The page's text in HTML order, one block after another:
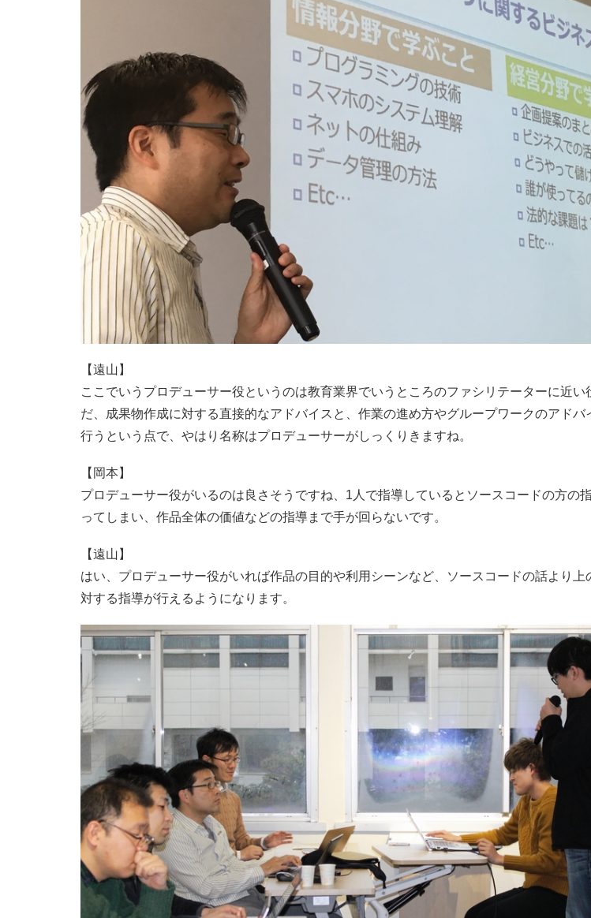
【遠山】
ここでいうプロデューサー役というのは教育業界でいうところのファシリテーターに近い
だ、成果物作成に対する直接的なアドバイスと、作業の進め方やグループワークのアドバ
行うという点で、やはり名称はプロデューサーがしっくりきますね。
【岡本】
プロデューサー役がいるのは良さそうですね、1人で指導しているとソースコードの方の
ってしまい、作品全体の価値などの指導まで手が回らないです。
【遠山】
はい、プロデューサー役がいれば作品の目的や利用シーンなど、ソースコードの話より上
対する指導が行えるようになります。